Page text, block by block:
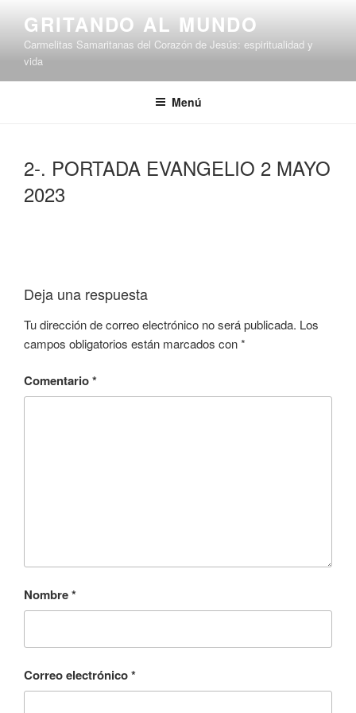
contenido
GRITANDO AL MUNDO
Carmelitas Samaritanas del Corazón de Jesús: espiritualidad y
vida
Menú
2-. PORTADA EVANGELIO 2 MAYO
2023
Deja una respuesta
Tu dirección de correo electrónico no será publicada. Los
campos obligatorios están marcados con*
Comentario*
Nombre*
Correo electrónico*